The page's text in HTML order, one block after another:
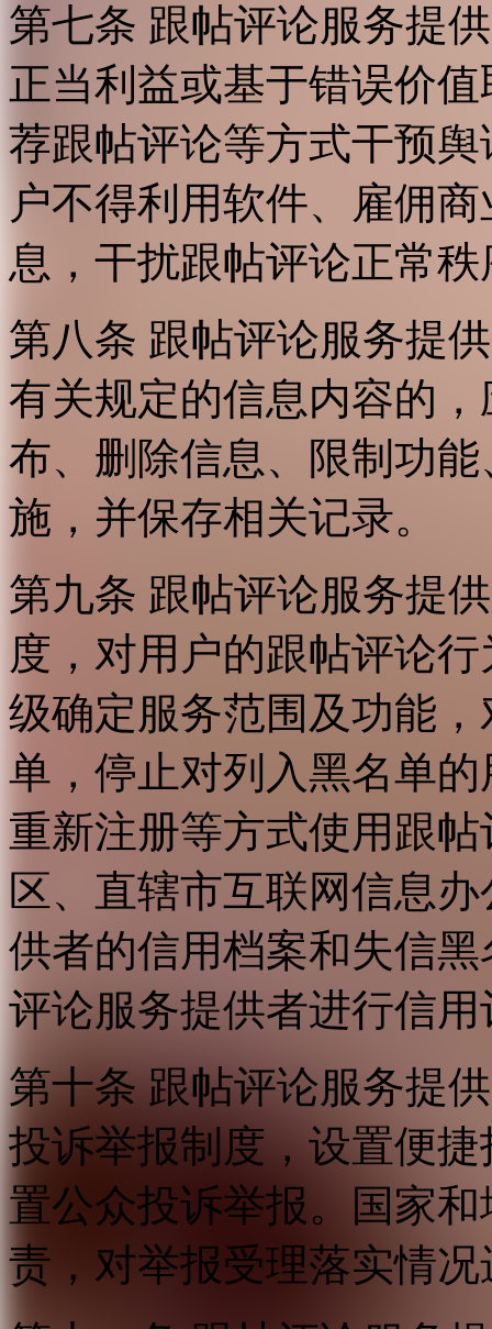
第七条 跟帖评论服务提
正当利益或基于错误价
荐跟帖评论等方式干预
户不得利用软件、雇佣
息，干扰跟帖评论正常
第八条 跟帖评论服务提
有关规定的信息内容的
布、删除信息、限制功
施，并保存相关记录。
第九条 跟帖评论服务提
度，对用户的跟帖评论
级确定服务范围及功能
单，停止对列入黑名单
重新注册等方式使用跟
区、直辖市互联网信息
供者的信用档案和失信
评论服务提供者进行信用
第十条 跟帖评论服务提
投诉举报制度，设置便
置公众投诉举报。国家
责，对举报受理落实情